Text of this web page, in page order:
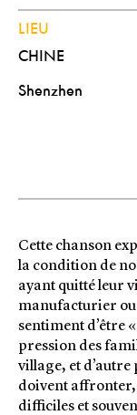
LIEU
CHINE
Shenzhen
Cette chanson
la condition de
ayant quitté leur
manufacturier ou
sentiment d’être
pression des
village, et d’autre
doivent
difficiles et